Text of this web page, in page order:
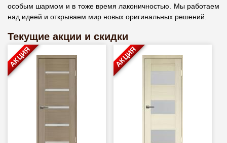
особым шармом и в тоже время лаконичностью. Мы работаем
над идеей и открываем мир новых оригинальных решений.
Текущие акции и скидки
АКЦИЯ АКЦИЯ